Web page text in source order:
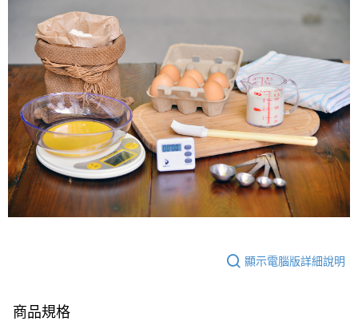
由本公司與您本人進行分期帳單所需資料之確認、核對及更正。
3.完整用戶服務條款，請詳閱以下連結：
每筆NT$150，滿NT$2,000(含以上)免運費
離島宅配
每筆NT$250，滿NT$3,500(含以上)免運費
顯示電腦版詳細說明
商品規格